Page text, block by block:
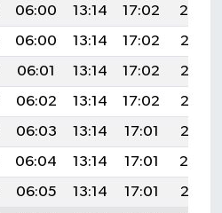
06:00 13:14 17:02
20:19
06:00 13:14 17:02
20:18
06:01 13:14 17:02
20:17
06:02 13:14 17:02
20:16
06:03 13:14 17:01
20:15
06:04 13:14 17:01
20:14
06:05 13:14 17:01
20:13